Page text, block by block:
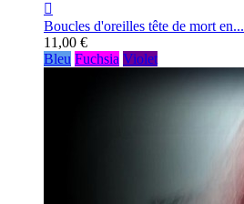

Boucles d'oreilles tête de mort en...
11,00 €
Bleu Fuchsia Violet